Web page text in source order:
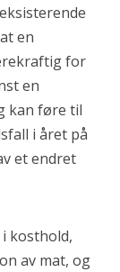
en
for
en
kan føre til
i året på
et endret
kosthold,
av mat, og